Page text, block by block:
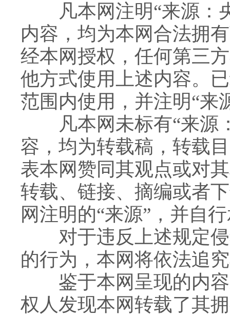
凡本网注明“来源：
内容，均为本网合法拥
经本网授权，任何第三
他方式使用上述内容。
范围内使用，并注明“来
凡本网未标有“来源
容，均为转载稿，转载
表本网赞同其观点或对
转载、链接、摘编或者
网注明的“来源”，并自
对于违反上述规定侵
的行为，本网将依法追
鉴于本网呈现的内容
权人发现本网转载了其